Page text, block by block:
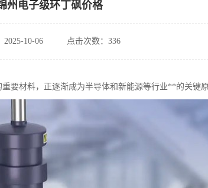
州电子级环丁砜价格
2025-10-06 点击次数：336
要材料，正逐渐成为半导体和新能源等行业**的关键原